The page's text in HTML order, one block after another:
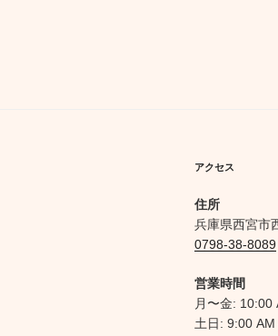
ン
アクセス
住所
兵庫県西宮市
0798-38-8089
営業時間
月〜金: 10:00
土日: 9:00